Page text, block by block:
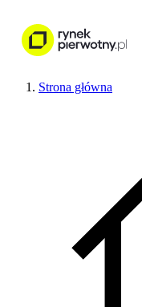
Strona główna